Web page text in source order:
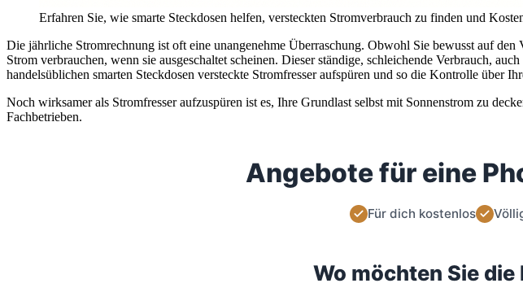
Erfahren Sie, wie smarte Steckdosen helfen, versteckten Stromverbrauch zu finden und
Die jährliche Stromrechnung ist oft eine unangenehme Überraschung. Obwohl Sie bewusst auf
Strom verbrauchen, wenn sie ausgeschaltet scheinen. Dieser ständige, schleichende Verbrauch,
handelsüblichen smarten Steckdosen versteckte Stromfresser aufspüren und so die Kontrolle über
Noch wirksamer als Stromfresser aufzuspüren ist es, Ihre Grundlast selbst mit Sonnenstrom zu
Fachbetrieben.
Angebote für eine
Für dich kostenlos
Wo möchten Sie